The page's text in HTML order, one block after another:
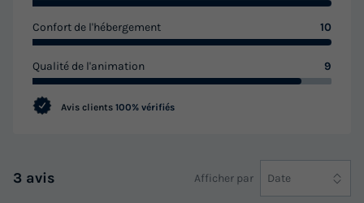
Confort de l'hébergement 10
Qualité de l'animation 9
Avis clients 100% vérifiés
3 avis Afficher par Date